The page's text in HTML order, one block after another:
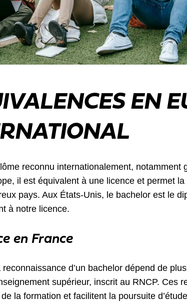
EN
reconnu internationalement, notamment
il est équivalent à une licence et permet la
pays. Aux États-Unis, le bachelor est le
à notre licence.
en France
d’un bachelor dépend de
supérieur, inscrit au RNCP. Ces
la formation et facilitent la poursuite